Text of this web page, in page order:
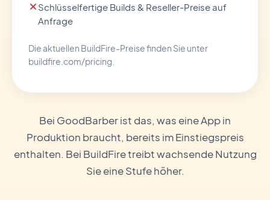
Schlüsselfertige Builds & Reseller-Preise auf
Anfrage
Die aktuellen BuildFire-Preise finden Sie unter
buildfire.com/pricing.
Bei GoodBarber ist das, was eine App in
Produktion braucht, bereits im Einstiegspreis
enthalten. Bei BuildFire treibt wachsende Nutzung
Sie eine Stufe höher.